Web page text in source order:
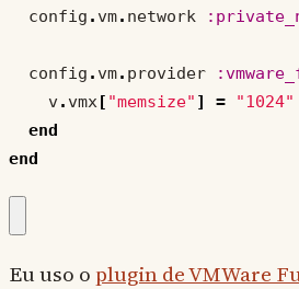
config . vm. network
config . vm. provider
v. vmx [ "memsize" ] =
"1024"
end
end
Eu uso o plugin de VMWare